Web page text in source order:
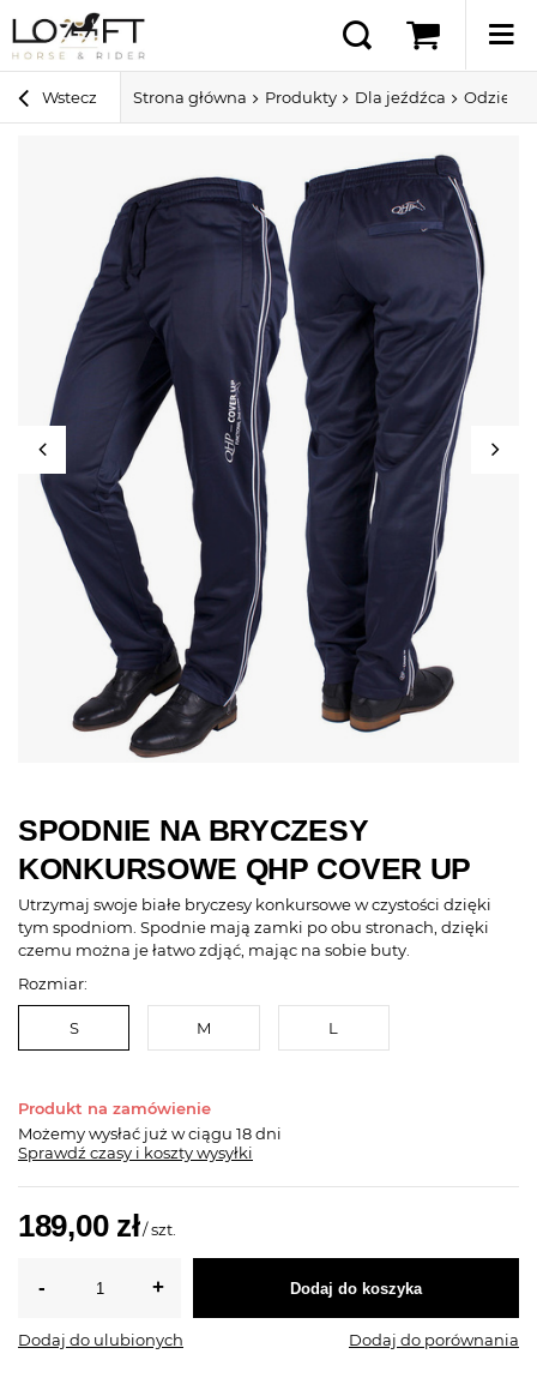
Wstecz Strona główna Produkty Dla jeźdźca Odzież
SPODNIE NA BRYCZESY
KONKURSOWE QHP COVER UP
Utrzymaj swoje białe bryczesy konkursowe w czystości dzięki
tym spodniom. Spodnie mają zamki po obu stronach, dzięki
czemu można je łatwo zdjąć, mając na sobie buty.
Rozmiar:
S M L
Produkt na zamówienie
Możemy wysłać już w ciągu 18 dni
Sprawdź czasy i koszty wysyłki
189,00 zł/szt.
Dodaj do koszyka
Dodaj do ulubionych Dodaj do porównania